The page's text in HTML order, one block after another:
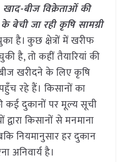
खाद-बीज विक्रेताओं की
बेची जा रही कृषि सामग्री
है। कुछ क्षेत्रों में खरीफ
है, तो कहीं तैयारियां की
खरीदने के लिए कृषि
रहे हैं। किसानों का
कई दुकानों पर मूल्य सूची
द्वारा किसानों से मनमाना
नियमानुसार हर दुकान
अनिवार्य है।